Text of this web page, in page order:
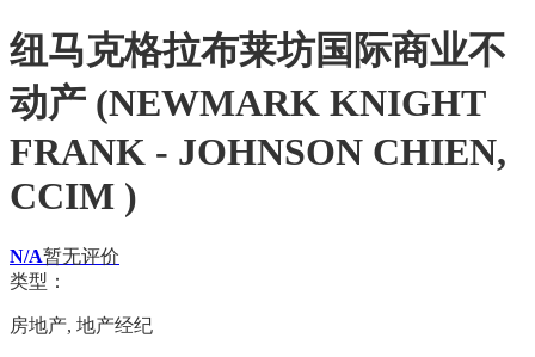
纽马克格拉布莱坊国际商业不
动产 (NEWMARK KNIGHT
FRANK - JOHNSON CHIEN,
CCIM )
N/A暂无评价
类型：
房地产, 地产经纪